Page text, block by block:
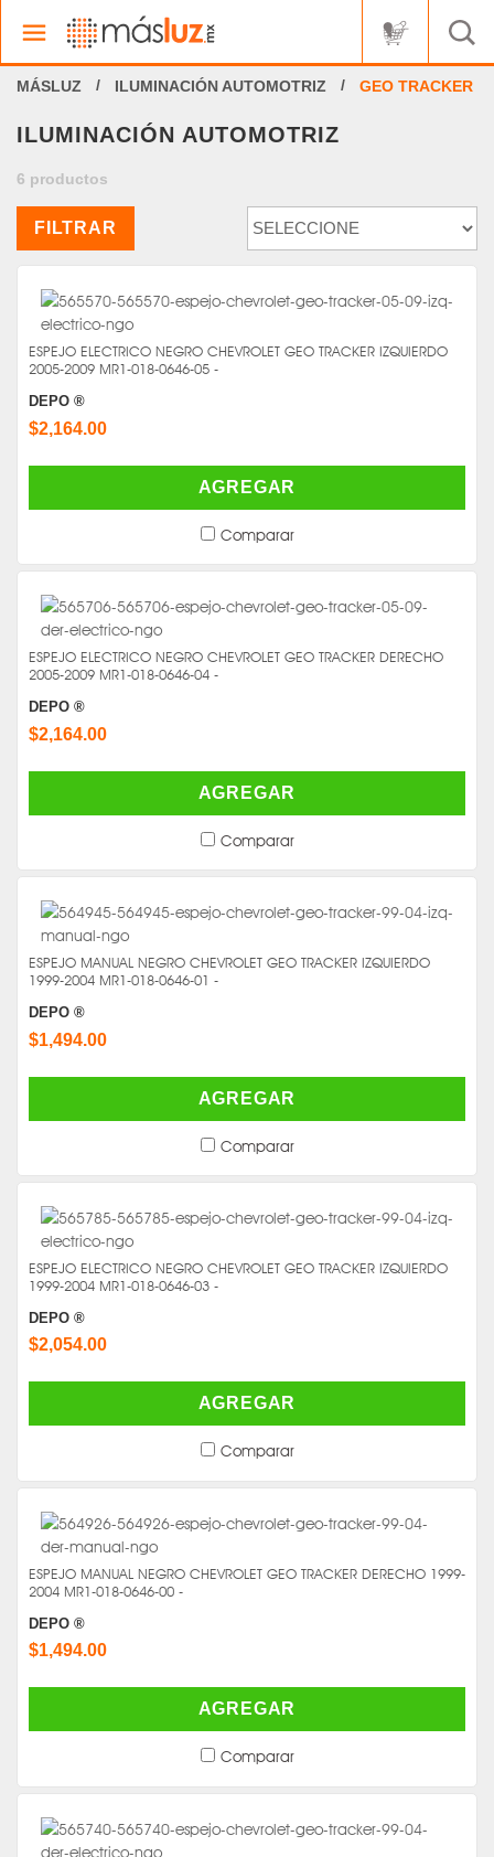
ILUMINACIÓN AUTOMOTRIZ GEO TRACKER
ILUMINACIÓN AUTOMOTRIZ
6 productos
FILTRAR
ESPEJO ELECTRICO NEGRO CHEVROLET GEO TRACKER IZQUIERDO
2005-2009 MR1-018-0646-05 -
DEPO ®
$2,164.00
AGREGAR
Comparar
ESPEJO ELECTRICO NEGRO CHEVROLET GEO TRACKER DERECHO
2005-2009 MR1-018-0646-04 -
DEPO ®
$2,164.00
AGREGAR
Comparar
ESPEJO MANUAL NEGRO CHEVROLET GEO TRACKER IZQUIERDO
1999-2004 MR1-018-0646-01 -
DEPO ®
$1,494.00
AGREGAR
Comparar
ESPEJO ELECTRICO NEGRO CHEVROLET GEO TRACKER IZQUIERDO
1999-2004 MR1-018-0646-03 -
DEPO ®
$2,054.00
AGREGAR
Comparar
ESPEJO MANUAL NEGRO CHEVROLET GEO TRACKER DERECHO 1999-
2004 MR1-018-0646-00 -
DEPO ®
$1,494.00
AGREGAR
Comparar